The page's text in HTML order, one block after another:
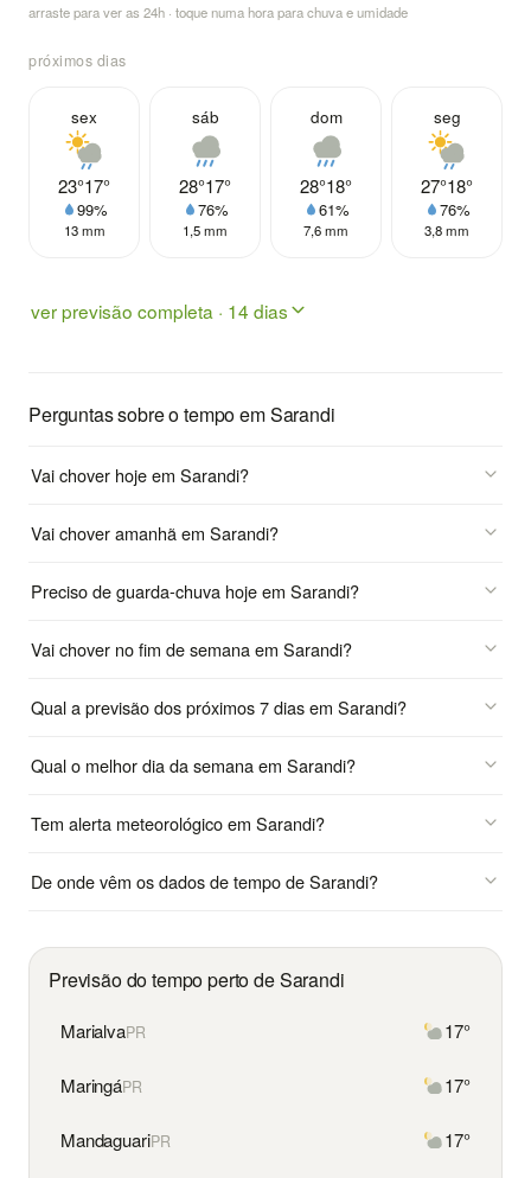
arraste para ver as 24h · toque numa hora para chuva e umidade
próximos dias
sex
23°17°
99%
13 mm
sáb
28°17°
76%
1,5 mm
dom
28°18°
61%
7,6 mm
seg
27°18°
76%
3,8 mm
ver previsão completa · 14 dias
Perguntas sobre o tempo em Sarandi
Vai chover hoje em Sarandi?
Vai chover amanhã em Sarandi?
Preciso de guarda-chuva hoje em Sarandi?
Vai chover no fim de semana em Sarandi?
Qual a previsão dos próximos 7 dias em Sarandi?
Qual o melhor dia da semana em Sarandi?
Tem alerta meteorológico em Sarandi?
De onde vêm os dados de tempo de Sarandi?
Previsão do tempo perto de Sarandi
MarialvaPR 17°
MaringáPR 17°
MandaguariPR 17°